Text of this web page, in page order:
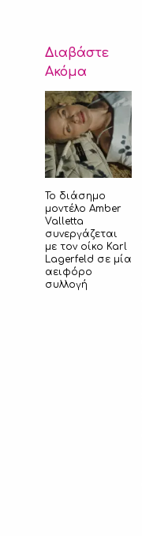
Διαβάστε
Ακόμα
Το διάσημο
μοντέλο Amber
Valletta
συνεργάζεται
με τον οίκο Karl
Lagerfeld σε μία
αειφόρο
συλλογή